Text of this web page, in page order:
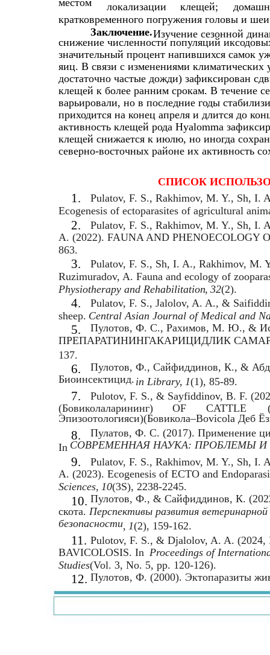
местом
локализации клещей;
кратковременного погружения головы и
Заключение.Изучение сезонной
снижение численности популяций
значительный процент напившихся самок
яиц. В связи с изменениями климатических
достаточно частые дожди) зафиксирован
клещей к более ранним срокам. В течение
варьировали, но в последние годы
приходится на конец апреля и длится до
активность клещей рода Hyalomma
клещей снижается к июлю, но иногда
северно-восточных районе их активность
СПИСОК
1.
Pulatov, F. S., Rakhimov, M. Y., Sh, I.
Ecogenesis of ectoparasites of agricultural
2.
Pulatov, F. S., Rakhimov, M. Y., Sh,
A. (2022). FAUNA AND PHENOECOLOGY
863.
3.
Pulatov, F. S., Sh, I. A., Rakhimov, M.
Ruzimuradov, A. Fauna and ecology of
Physiotherapy and Rehabilitation, 32(2).
4.
Pulatov, F. S., Jalolov, A. A., &
sheep. Central Asian Journal of Medical and
5.
Пулотов, Ф. С., Рахимов, М. Ю., &
ПРЕПАРАТИНИНГАКАРИЦИДЛИК
137.
6.
Пулотов, Ф., Сайфиддинов, К., &
Биоинсектицид. in Library, 1(1), 85-89.
7.
Pulotov, F. S., & Sayfiddinov, B. F.
(Бовиколаларининг)
OF CATTLE
Эпизоотологияси)(Бовикола–Bovicola Деб
8.
Пулатов, Ф. С. (2017). Применение
In СОВРЕМЕННАЯ НАУКА: ПРОБЛЕМЫ
9.
Pulatov, F. S., Rakhimov, M. Y., Sh,
A. (2023). Ecogenesis of ECTO and
Sciences, 10(3S), 2238-2245.
10. Пулотов, Ф., & Сайфиддинов, К.
скота. Перспективы развития ветеринарной
безопасности, 1(2), 159-162.
11. Pulotov, F. S., & Djalolov, A. A.
BAVICOLOSIS. In Proceedings of
Studies(Vol. 3, No. 5, pp. 120-126).
12. Пулотов, Ф. (2000). Эктопаразиты